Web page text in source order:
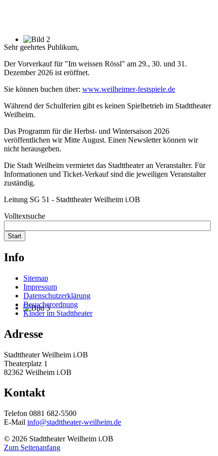
Sehr geehrtes Publikum,
Der Vorverkauf für "Im weissen Rössl" am 29., 30. und 31.
Dezember 2026 ist eröffnet.
Sie können buchen über: www.weilheimer-festspiele.de
Während der Schulferien gibt es keinen Spielbetrieb im Stadttheater
Weilheim.
Das Programm für die Herbst- und Wintersaison 2026
veröffentlichen wir Mitte August. Einen Newsletter können wir
nicht herausgeben.
Die Stadt Weilheim vermietet das Stadttheater an Veranstalter. Für
Informationen und Ticket-Verkauf sind die jeweiligen Veranstalter
zuständig.
Leitung SG 51 - Stadttheater Weilheim i.OB
Volltextsuche
Start
Info
Sitemap
Impressum
Datenschutzerklärung
Besucherordnung
Kinder im Stadttheater
Adresse
Stadttheater Weilheim i.OB
Theaterplatz 1
82362 Weilheim i.OB
Kontakt
Telefon 0881 682-5500
E-Mail info@stadttheater-weilheim.de
© 2026 Stadttheater Weilheim i.OB
Zum Seitenanfang